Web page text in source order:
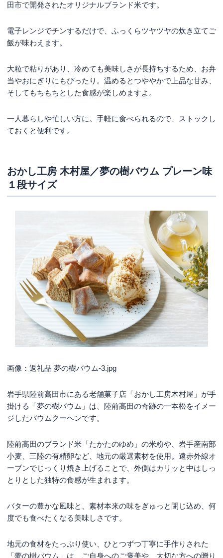
田市で開発されたオリジナルブランド米です。
電子レンジでチンするだけで、ふっくらツヤツヤの炊き立てご
飯が味わえます。
大粒で粘りがあり、冷めても美味しさが長持ちするため、お弁
当やおにぎりにもぴったり。温めるとつややかで上品な甘み、
そしてもちもちとした食感が楽しめますよ。
一人暮らしや忙しい方に。手軽に食べられるので、ストックし
ておくと便利です。
おかし工房 木村屋／夢の樹バウム プレーン味
１段サイズ
画像：返礼品 夢の樹バウム-3.jpg
岩手県陸前高田市にある老舗菓子店「おかし工房木村屋」が手
掛ける「夢の樹バウム」は、陸前高田の奇跡の一本松をイメー
ジしたバウムクーヘンです。
陸前高田のブランド米「たかたのゆめ」の米粉や、岩手産南部
小麦、三陸の有精卵など、地元の厳選素材を使用。遠赤外線オ
ーブンでじっくり焼き上げることで、外側はカリッと中はしっ
とりとした独特の食感が生まれます。
バターの豊かな風味と、素材本来の味をぎゅっと閉じ込め、何
度でも食べたくなる美味しさです。
地元の食材をたっぷり使い、ひとつずつ丁寧に手作りされた
「夢の樹バウム」は、ご自身へのご褒美や、大切な方への贈り